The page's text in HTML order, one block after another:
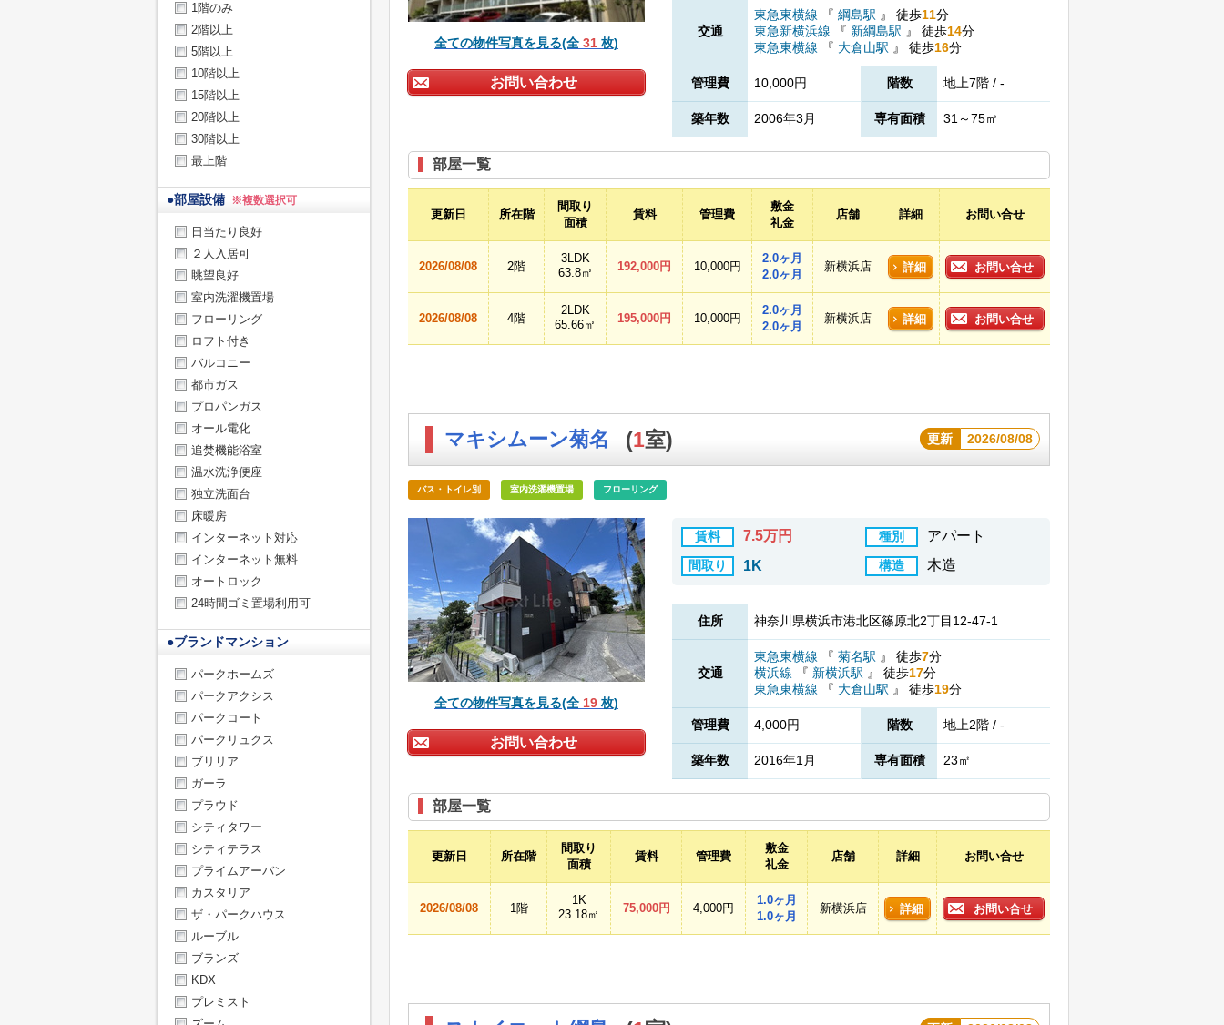
全ての物件写真を見る(全 31 枚)
お問い合わせ
交通
東急東横線 『 綱島駅 』 徒歩11分
東急新横浜線
『 新綱島駅 』 徒歩14分
東急東横線
『 大倉山駅 』 徒歩16分
管理費 10,000円 階数 地上7階 / -
築年数 2006年3月 専有面積 31～75㎡
部屋一覧
更新日 所在階
間取り
面積
賃料 管理費
敷金
礼金
店舗 詳細 お問い合せ
2026/08/08 2階
3LDK
63.8㎡
192,000円 10,000円
2.0ヶ月
2.0ヶ月
新横浜店 詳細 お問い合せ
2026/08/08 4階
2LDK
65.66㎡
195,000円 10,000円
2.0ヶ月
2.0ヶ月
新横浜店 詳細 お問い合せ
マキシムーン菊名 (1室) 更新 2026/08/08
バス・トイレ別 室内洗濯機置場 フローリング
全ての物件写真を見る(全 19 枚)
お問い合わせ
賃料 7.5万円 種別 アパート
間取り 1K 構造 木造
住所 神奈川県横浜市港北区篠原北2丁目12-47-1
交通
東急東横線 『 菊名駅 』 徒歩7分
横浜線
『 新横浜駅 』 徒歩17分
東急東横線
『 大倉山駅 』 徒歩19分
管理費 4,000円 階数 地上2階 / -
築年数 2016年1月 専有面積 23㎡
部屋一覧
更新日 所在階
間取り
面積
賃料 管理費
敷金
礼金
店舗 詳細 お問い合せ
2026/08/08 1階
1K
23.18㎡
75,000円 4,000円
1.0ヶ月
1.0ヶ月
新横浜店 詳細 お問い合せ
1階のみ
2階以上
5階以上
10階以上
15階以上
20階以上
30階以上
最上階
●部屋設備 ※複数選択可
日当たり良好
２人入居可
眺望良好
室内洗濯機置場
フローリング
ロフト付き
バルコニー
都市ガス
プロパンガス
オール電化
追焚機能浴室
温水洗浄便座
独立洗面台
床暖房
インターネット対応
インターネット無料
オートロック
24時間ゴミ置場利用可
●ブランドマンション
パークホームズ
パークアクシス
パークコート
パークリュクス
ブリリア
ガーラ
プラウド
シティタワー
シティテラス
プライムアーバン
カスタリア
ザ・パークハウス
ルーブル
ブランズ
KDX
プレミスト